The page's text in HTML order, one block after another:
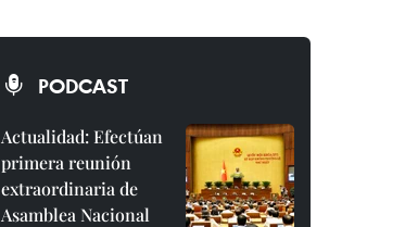
PODCAST
Actualidad: Efectúan
primera reunión
extraordinaria de
Asamblea Nacional